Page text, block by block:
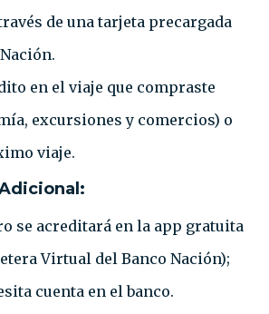
de una tarjeta precargada
en el viaje que compraste
excursiones y comercios) o
viaje.
se acreditará en la app gratuita
Virtual del Banco Nación);
cuenta en el banco.